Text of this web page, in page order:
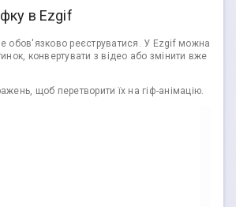
в Ezgif
обов'язково реєструватися. У Ezgif можна
конвертувати з відео або змінити вже
щоб перетворити їх на гіф-анімацію.